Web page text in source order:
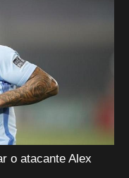
o atacante Alex